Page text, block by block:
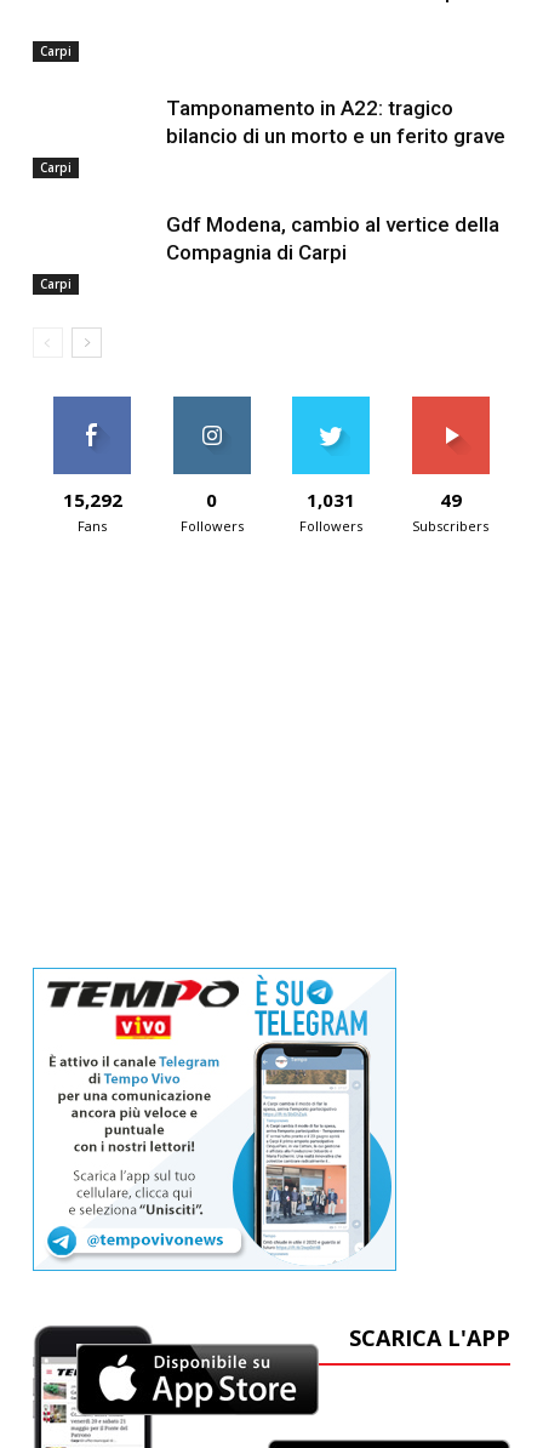
Carpi
Carpi
Tamponamento in A22: tragico
bilancio di un morto e un ferito grave
Carpi
Gdf Modena, cambio al vertice della
Compagnia di Carpi
15,292
Fans
0
Followers
1,031
Followers
49
Subscribers
SCARICA L'APP